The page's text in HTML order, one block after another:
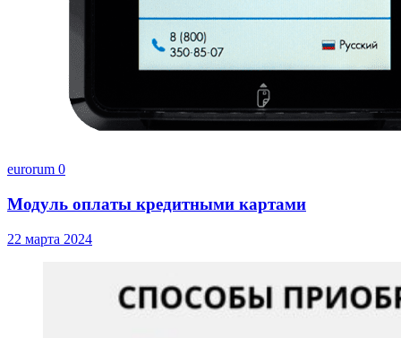
eurorum 0
Модуль оплаты кредитными картами
22 марта 2024